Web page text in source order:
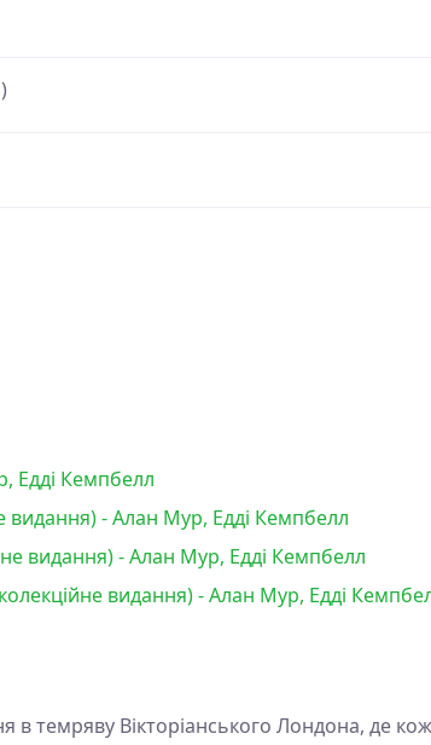
Едді Кемпбелл
видання) - Алан Мур, Едді Кемпбелл
видання) - Алан Мур, Едді Кемпбелл
видання) - Алан Мур, Едді
темряву Вікторіанського Лондона, де